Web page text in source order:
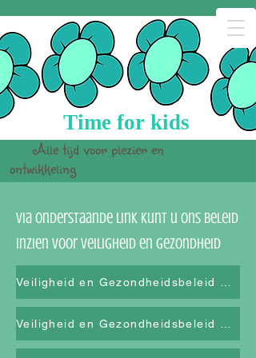
Alle tijd voor plezier en
ontwikkeling
Time for kids
Via onderstaande link kunt u ons beleid
inzien voor veiligheid en Gezondheid